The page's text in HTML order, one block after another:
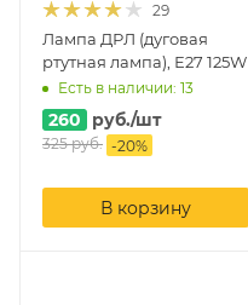
29
Лампа ДРЛ (дуговая
ртутная лампа), Е27 125W
Есть в наличии: 13
260 руб./шт
325руб. -20%
В корзину